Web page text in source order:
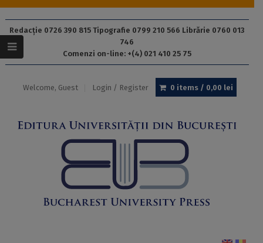
Redacție 0726 390 815 Tipografie 0799 210 566 Librărie 0760 013
746
Comenzi on-line: +(4) 021 410 25 75
Welcome, Guest Login / Register 0 items / 0,00 lei